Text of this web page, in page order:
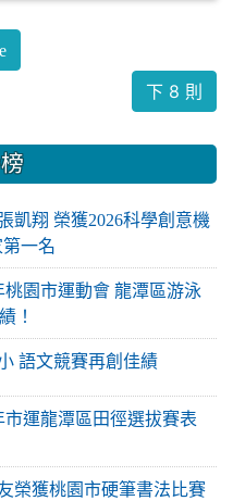
下 8 則
凱翔 榮獲2026科學創意機
一名
桃園市運動會 龍潭區游泳
！
語文競賽再創佳績
市運龍潭區田徑選拔賽表
榮獲桃園市硬筆書法比賽